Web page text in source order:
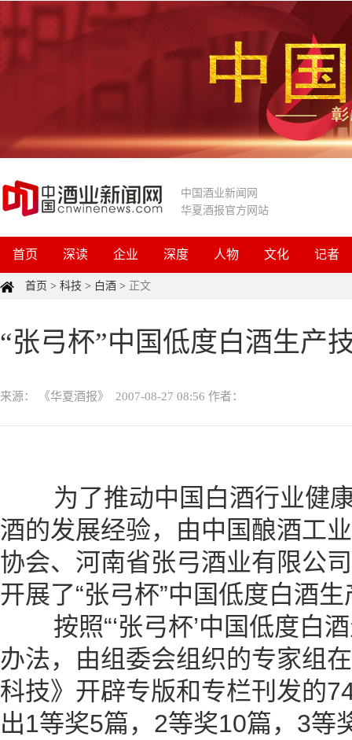
中国酒业新闻网
华夏酒报官方网站
首页 深读 企业 深度 人物 文化 记者
首页 > 科技 > 白酒 > 正文
“张弓杯”中国低度白酒生产
来源： 《华夏酒报》 2007-08-27 08:56 作者：
为了推动中国白酒行业健康
酒的发展经验，由中国酿酒工
协会、河南省张弓酒业有限公
开展了“张弓杯”中国低度白酒
按照“‘张弓杯’中国低度白酒
办法，由组委会组织的专家组
科技》开辟专版和专栏刊发的
出1等奖5篇，2等奖10篇，3等